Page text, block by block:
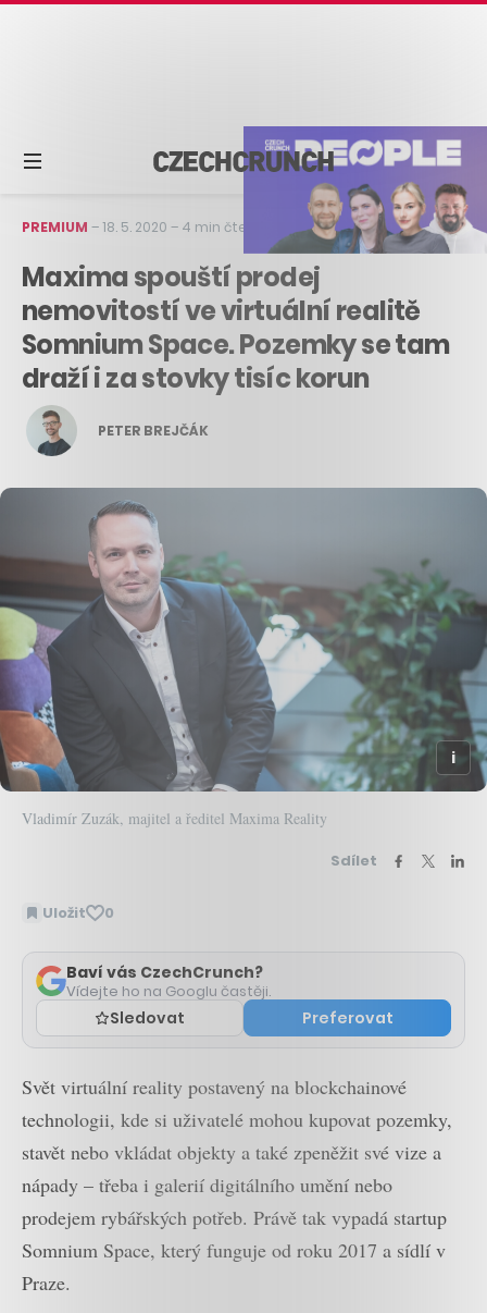
PREMIUM –18. 5. 2020 – 4 min čtení
Maxima spouští prodej
nemovitostí ve virtuální realitě
Somnium Space. Pozemky se tam
draží i za stovky tisíc korun
PETER BREJČÁK
Vladimír Zuzák, majitel a ředitel Maxima Reality
Sdílet
Uložit 0
Baví vás CzechCrunch?
Vídejte ho na Googlu častěji.
Sledovat Preferovat
Svět virtuální reality postavený na blockchainové
technologii, kde si uživatelé mohou kupovat pozemky,
stavět nebo vkládat objekty a také zpeněžit své vize a
nápady – třeba i galerií digitálního umění nebo
prodejem rybářských potřeb. Právě tak vypadá startup
Somnium Space, který funguje od roku 2017 a sídlí v
Praze.